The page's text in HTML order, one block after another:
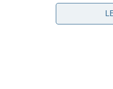
mas no treino precisa
como dar chance. Isto